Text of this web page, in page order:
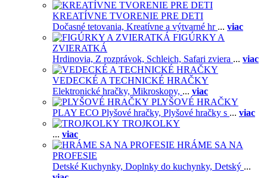
KREATÍVNE TVORENIE PRE DETI
Dočasné tetovania, Kreatívne a výtvarné hr ... viac
FIGÚRKY A
ZVIERATKÁ
Hrdinovia, Z rozprávok, Schleich, Safari zviera ... viac
VEDECKÉ A TECHNICKÉ HRAČKY
Elektronické hračky, Mikroskopy, ... viac
PLYŠOVÉ HRAČKY
PLAY ECO Plyšové hračky, Plyšové hračky s ... viac
TROJKOLKY
... viac
HRÁME SA NA
PROFESIE
Detské Kuchynky, Doplnky do kuchynky, Detský ...